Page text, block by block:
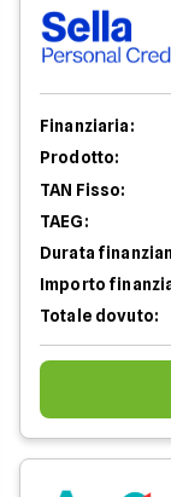
Finanziaria:
Prodotto:
TAN Fisso:
TAEG:
Durata
Importo
Totale dovuto: